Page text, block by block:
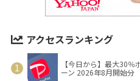
アクセスランキング
【今日から】最大30
ーン 2026年8月開始分